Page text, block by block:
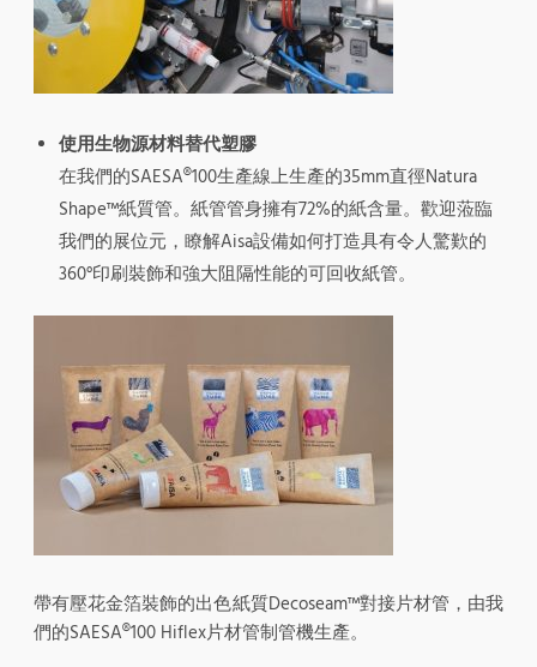
使用生物源材料替代塑膠
在我們的SAESA®100生產線上生產的35mm直徑Natura
Shape™紙質管。紙管管身擁有72%的紙含量。歡迎蒞臨
我們的展位元，瞭解Aisa設備如何打造具有令人驚歎的
360°印刷裝飾和強大阻隔性能的可回收紙管。
帶有壓花金箔裝飾的出色紙質Decoseam™對接片材管，由我
們的SAESA®100 Hiflex片材管制管機生產。